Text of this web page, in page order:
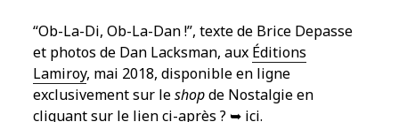
“Ob-La-Di, Ob-La-Dan !”, texte de Brice Depasse
et photos de Dan Lacksman, aux Éditions
Lamiroy, mai 2018, disponible en ligne
exclusivement sur leshopde Nostalgie en
cliquant sur le lien ci-après ? ➥ ici.